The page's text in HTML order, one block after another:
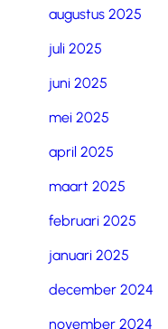
augustus 2025
juli 2025
juni 2025
mei 2025
april 2025
maart 2025
februari 2025
januari 2025
december 2024
november 2024